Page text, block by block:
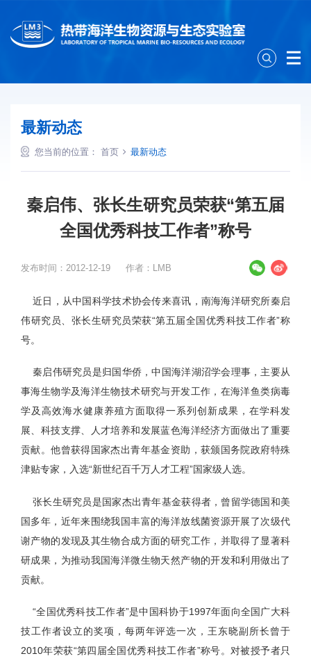
最新动态
您当前的位置： 首页 最新动态
秦启伟、张长生研究员荣获“第五届
全国优秀科技工作者”称号
发布时间：2012-12-19 作者：LMB
近日，从中国科学技术协会传来喜讯，南海海洋研究所秦启
伟研究员、张长生研究员荣获“第五届全国优秀科技工作者”称
号。
秦启伟研究员是归国华侨，中国海洋湖沼学会理事，主要从
事海生物学及海洋生物技术研究与开发工作，在海洋鱼类病毒
学及高效海水健康养殖方面取得一系列创新成果，在学科发
展、科技支撑、人才培养和发展蓝色海洋经济方面做出了重要
贡献。他曾获得国家杰出青年基金资助，获颁国务院政府特殊
津贴专家，入选“新世纪百千万人才工程”国家级人选。
张长生研究员是国家杰出青年基金获得者，曾留学德国和美
国多年，近年来围绕我国丰富的海洋放线菌资源开展了次级代
谢产物的发现及其生物合成方面的研究工作，并取得了显著科
研成果，为推动我国海洋微生物天然产物的开发和利用做出了
贡献。
“全国优秀科技工作者”是中国科协于1997年面向全国广大科
技工作者设立的奖项，每两年评选一次，王东晓副所长曾于
2010年荣获“第四届全国优秀科技工作者”称号。对被授予者只